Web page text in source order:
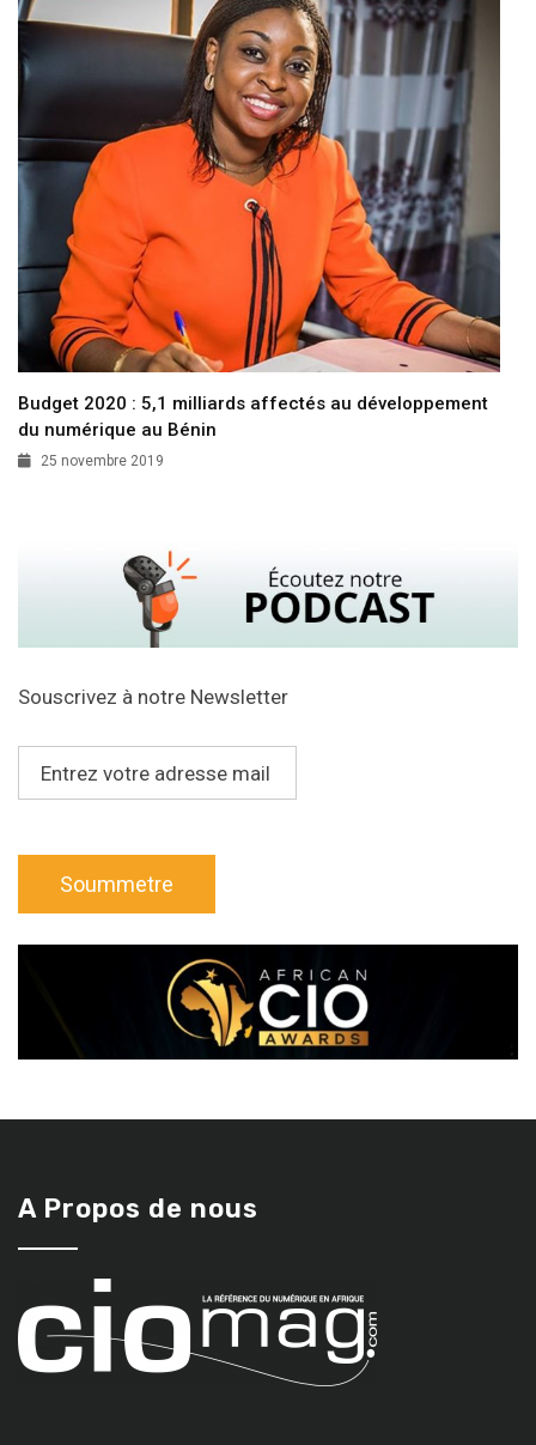
Budget 2020 : 5,1 milliards affectés au développement
du numérique au Bénin
25 novembre 2019
Souscrivez à notre Newsletter
A Propos de nous